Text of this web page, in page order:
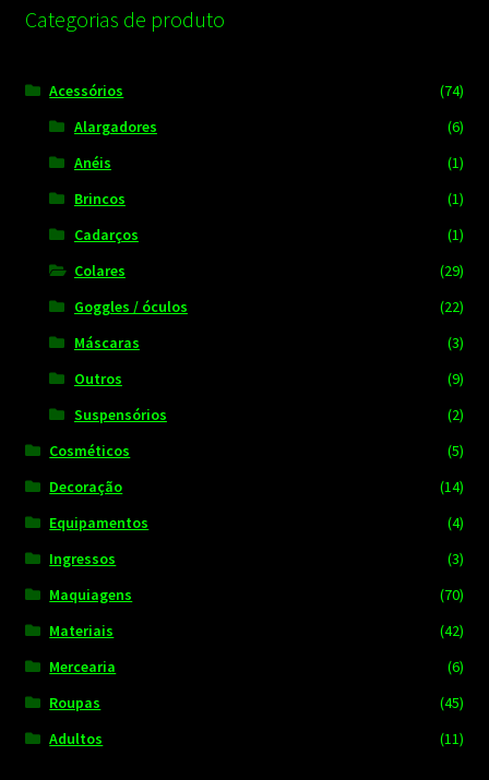
Categorias de produto
Acessórios
(74)
Alargadores
(6)
Anéis
(1)
Brincos
(1)
Cadarços
(1)
Colares
(29)
Goggles / óculos
(22)
Máscaras
(3)
Outros
(9)
Suspensórios
(2)
Cosméticos
(5)
Decoração
(14)
Equipamentos
(4)
Ingressos
(3)
Maquiagens
(70)
Materiais
(42)
Mercearia
(6)
Roupas
(45)
Adultos
(11)